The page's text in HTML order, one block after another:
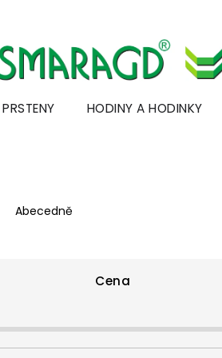
PRSTENY HODINY A HODINKY
Abecedně
Cena